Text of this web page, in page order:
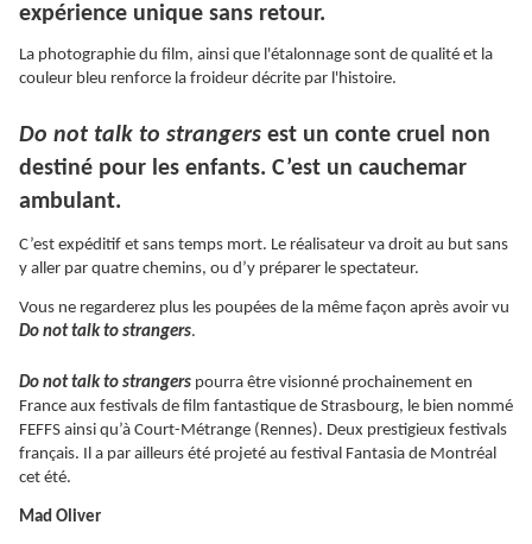
expérience unique sans retour.
La photographie du film, ainsi que l'étalonnage sont de qualité et la
couleur bleu renforce la froideur décrite par l'histoire.
Do not talk to strangers est un conte cruel non
destiné pour les enfants. C’est un cauchemar
ambulant.
C’est expéditif et sans temps mort. Le réalisateur va droit au but sans
y aller par quatre chemins, ou d’y préparer le spectateur.
Vous ne regarderez plus les poupées de la même façon après avoir vu
Do not talk to strangers.
Do not talk to strangers pourra être visionné prochainement en
France aux festivals de film fantastique de Strasbourg, le bien nommé
FEFFS ainsi qu’à Court-Métrange (Rennes). Deux prestigieux festivals
français. Il a par ailleurs été projeté au festival Fantasia de Montréal
cet été.
Mad Oliver